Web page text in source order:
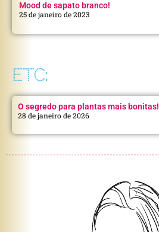
Mood de sapato branco!
25 de janeiro de 2023
ETC:
O segredo para plantas mais bonitas!
28 de janeiro de 2026